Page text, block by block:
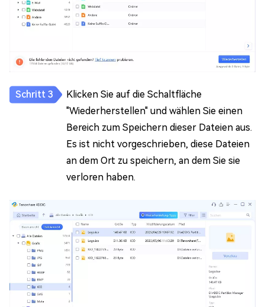
Klicken Sie auf die Schaltfläche
"Wiederherstellen" und wählen Sie einen
Bereich zum Speichern dieser Dateien aus.
Es ist nicht vorgeschrieben, diese Dateien
an dem Ort zu speichern, an dem Sie sie
verloren haben.